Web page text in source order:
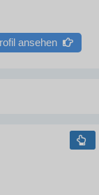
ansehen